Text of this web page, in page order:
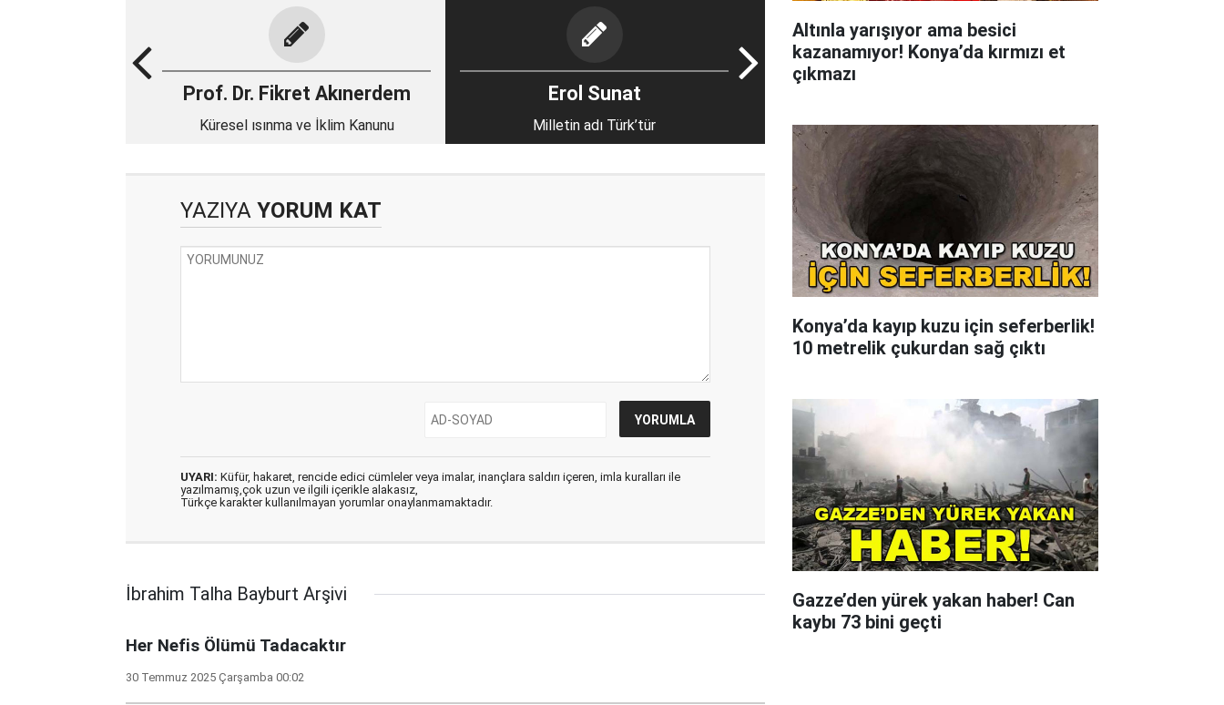
Prof. Dr. Fikret Akınerdem
Küresel ısınma ve İklim Kanunu
Erol Sunat
Milletin adı Türk’tür
YAZIYA YORUM KAT
UYARI: Küfür, hakaret, rencide edici cümleler veya imalar, inançlara saldırı içeren, imla kuralları ile
yazılmamış,çok uzun ve ilgili içerikle alakasız,
Türkçe karakter kullanılmayan yorumlar onaylanmamaktadır.
İbrahim Talha Bayburt Arşivi
Her Nefis Ölümü Tadacaktır
30 Temmuz 2025 Çarşamba 00:02
Altınla yarışıyor ama besici
kazanamıyor! Konya’da kırmızı et
çıkmazı
Konya’da kayıp kuzu için seferberlik!
10 metrelik çukurdan sağ çıktı
Gazze’den yürek yakan haber! Can
kaybı 73 bini geçti